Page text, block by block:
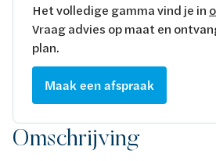
Het volledige gamma vind je in
Vraag advies op maat en
plan.
Maak een afspraak
Omschrijving